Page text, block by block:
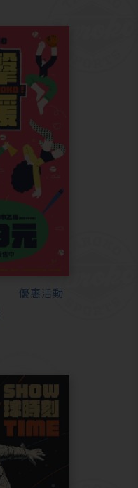
優惠活動